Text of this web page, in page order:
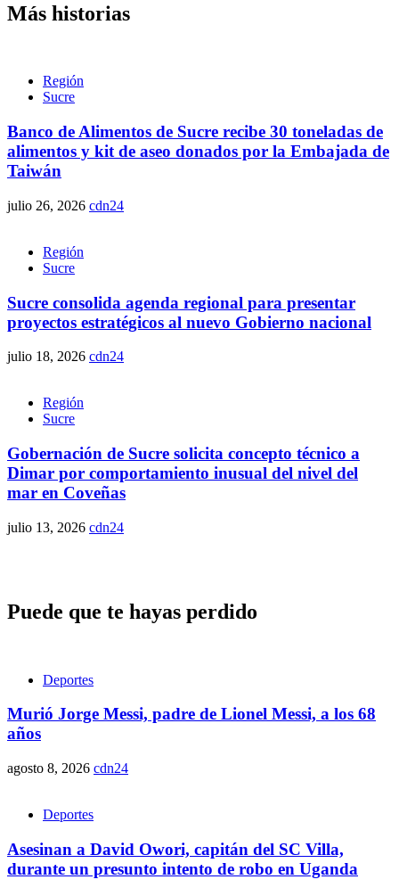
Más historias
Región
Sucre
Banco de Alimentos de Sucre recibe 30 toneladas de
alimentos y kit de aseo donados por la Embajada de
Taiwán
julio 26, 2026 cdn24
Región
Sucre
Sucre consolida agenda regional para presentar
proyectos estratégicos al nuevo Gobierno nacional
julio 18, 2026 cdn24
Región
Sucre
Gobernación de Sucre solicita concepto técnico a
Dimar por comportamiento inusual del nivel del
mar en Coveñas
julio 13, 2026 cdn24
Puede que te hayas perdido
Deportes
Murió Jorge Messi, padre de Lionel Messi, a los 68
años
agosto 8, 2026 cdn24
Deportes
Asesinan a David Owori, capitán del SC Villa,
durante un presunto intento de robo en Uganda